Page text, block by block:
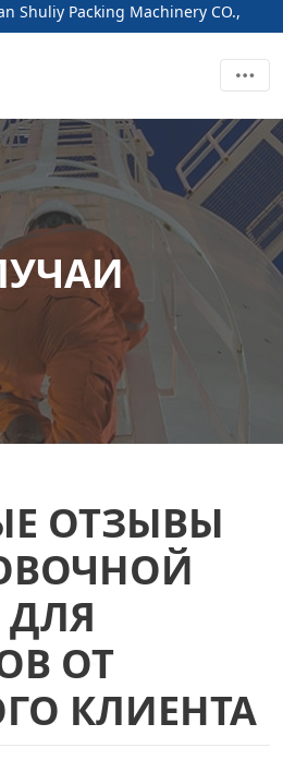
Shuliy Packing Machinery CO.,
ОТЗЫВЫ
ОТ
КЛИЕНТА